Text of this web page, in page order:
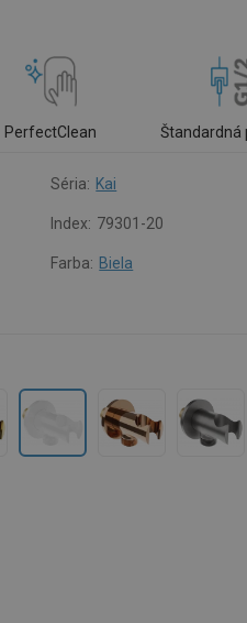
PerfectClean Štandardná
Séria: Kai
Index: 79301-20
Farba: Biela